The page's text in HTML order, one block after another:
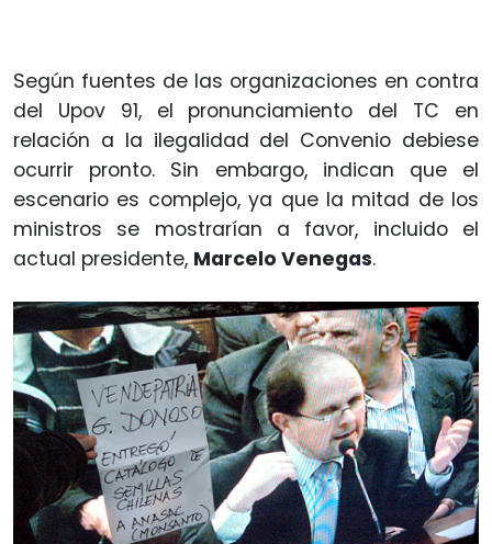
Según fuentes de las organizaciones en contra
del Upov 91, el pronunciamiento del TC en
relación a la ilegalidad del Convenio debiese
ocurrir pronto. Sin embargo, indican que el
escenario es complejo, ya que la mitad de los
ministros se mostrarían a favor, incluido el
actual presidente, Marcelo Venegas.